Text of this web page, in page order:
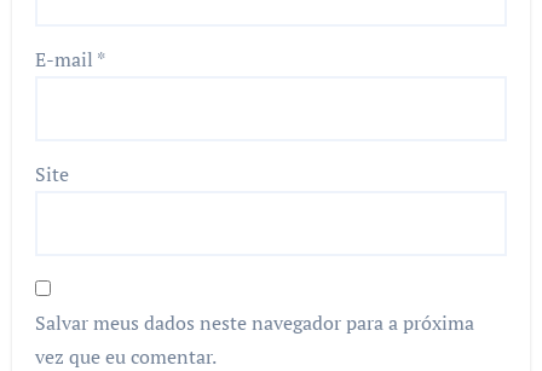
E-mail *
Site
Salvar meus dados neste navegador para a próxima
vez que eu comentar.